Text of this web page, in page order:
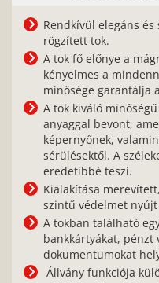
Rendkívül elegáns
rögzített tok.
A tok fő előnye a
kényelmes a
minősége garantálja
A tok kiváló
anyaggal bevont,
képernyőnek,
sérülésektől. A
eredetibbé teszi.
Kialakítása
szintű védelmet nyújt
A tokban található
bankkártyákat, pénzt
dokumentumokat
Állvány funkciója